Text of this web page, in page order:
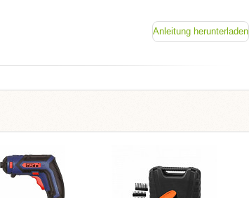
Anleitung herunterladen